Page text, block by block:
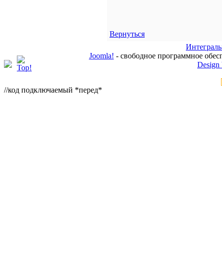
Вернуться
Joomla! - свободное программное
Design
//код подключаемый *перед*